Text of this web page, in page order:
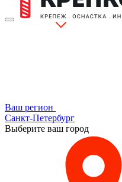
Ваш регион
Санкт-Петербург
Выберите ваш город